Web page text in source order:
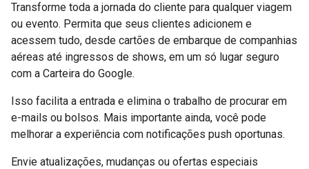
Transforme toda a jornada do cliente para qualquer viagem
ou evento. Permita que seus clientes adicionem e
acessem tudo, desde cartões de embarque de companhias
aéreas até ingressos de shows, em um só lugar seguro
com a Carteira do Google.
Isso facilita a entrada e elimina o trabalho de procurar em
e-mails ou bolsos. Mais importante ainda, você pode
melhorar a experiência com notificações push oportunas.
Envie atualizações, mudanças ou ofertas especiais